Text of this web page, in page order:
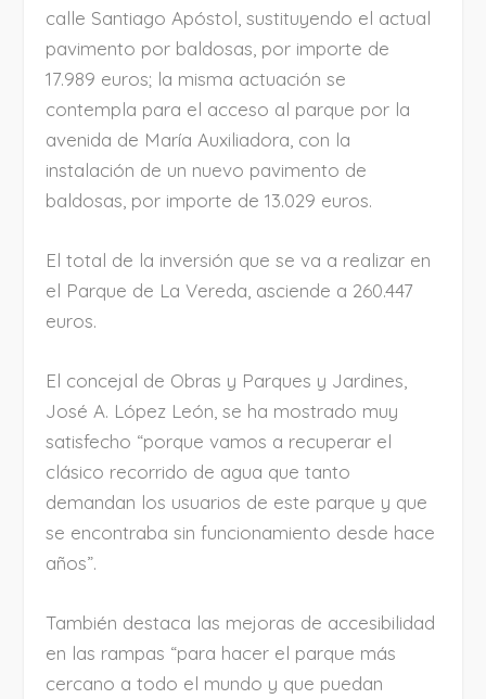
calle Santiago Apóstol, sustituyendo el actual
pavimento por baldosas, por importe de
17.989 euros; la misma actuación se
contempla para el acceso al parque por la
avenida de María Auxiliadora, con la
instalación de un nuevo pavimento de
baldosas, por importe de 13.029 euros.
El total de la inversión que se va a realizar en
el Parque de La Vereda, asciende a 260.447
euros.
El concejal de Obras y Parques y Jardines,
José A. López León, se ha mostrado muy
satisfecho “porque vamos a recuperar el
clásico recorrido de agua que tanto
demandan los usuarios de este parque y que
se encontraba sin funcionamiento desde hace
años”.
También destaca las mejoras de accesibilidad
en las rampas “para hacer el parque más
cercano a todo el mundo y que puedan